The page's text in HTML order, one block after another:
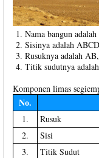
Nama bangun
Sisinya adalah
Rusuknya adalah
Titik sudutnya
Komponen limas
No.
1. Rusuk
2.
Sisi
3.
Titik Sudut